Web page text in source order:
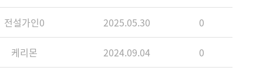
전설가인0 2025.05.30 0
케리몬 2024.09.04 0